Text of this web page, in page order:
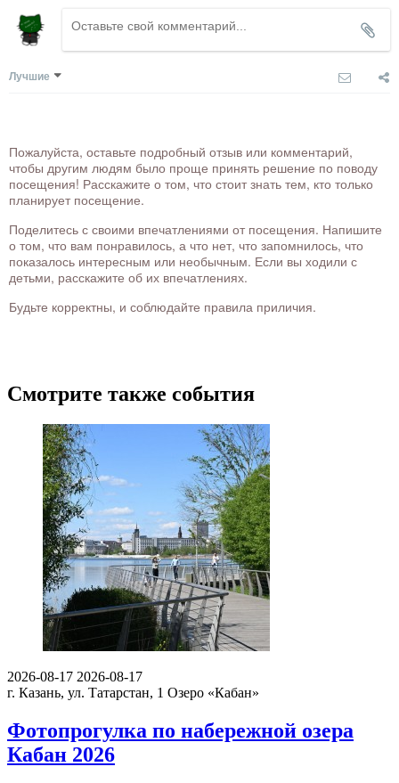
Лучшие
Пожалуйста, оставьте подробный отзыв или комментарий,
чтобы другим людям было проще принять решение по поводу
посещения! Расскажите о том, что стоит знать тем, кто только
планирует посещение.
Поделитесь с своими впечатлениями от посещения. Напишите
о том, что вам понравилось, а что нет, что запомнилось, что
показалось интересным или необычным. Если вы ходили с
детьми, расскажите об их впечатлениях.
Будьте корректны, и соблюдайте правила приличия.
Смотрите также события
2026-08-17 2026-08-17
г. Казань, ул. Татарстан, 1 Озеро «Кабан»
Фотопрогулка по набережной озера
Кабан 2026